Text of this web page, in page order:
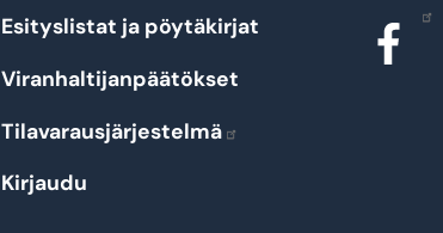
Esityslistat ja pöytäkirjat
Viranhaltijanpäätökset
Tilavarausjärjestelmä
Kirjaudu